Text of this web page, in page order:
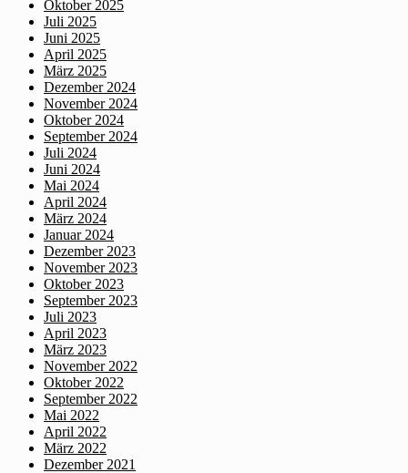
Oktober 2025
Juli 2025
Juni 2025
April 2025
März 2025
Dezember 2024
November 2024
Oktober 2024
September 2024
Juli 2024
Juni 2024
Mai 2024
April 2024
März 2024
Januar 2024
Dezember 2023
November 2023
Oktober 2023
September 2023
Juli 2023
April 2023
März 2023
November 2022
Oktober 2022
September 2022
Mai 2022
April 2022
März 2022
Dezember 2021